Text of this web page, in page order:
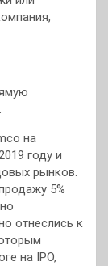
на
году и
рынков.
5%
отнеслись к
на IPO,